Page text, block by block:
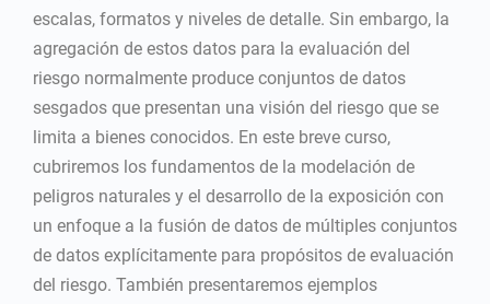
escalas, formatos y niveles de detalle. Sin embargo, la
agregación de estos datos para la evaluación del
riesgo normalmente produce conjuntos de datos
sesgados que presentan una visión del riesgo que se
limita a bienes conocidos. En este breve curso,
cubriremos los fundamentos de la modelación de
peligros naturales y el desarrollo de la exposición con
un enfoque a la fusión de datos de múltiples conjuntos
de datos explícitamente para propósitos de evaluación
del riesgo. También presentaremos ejemplos